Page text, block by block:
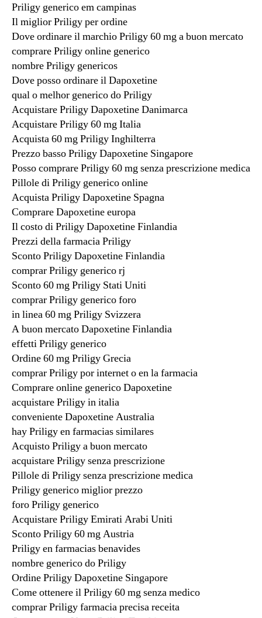
Priligy generico em campinas
Il miglior Priligy per ordine
Dove ordinare il marchio Priligy 60 mg a buon mercato
comprare Priligy online generico
nombre Priligy genericos
Dove posso ordinare il Dapoxetine
qual o melhor generico do Priligy
Acquistare Priligy Dapoxetine Danimarca
Acquistare Priligy 60 mg Italia
Acquista 60 mg Priligy Inghilterra
Prezzo basso Priligy Dapoxetine Singapore
Posso comprare Priligy 60 mg senza prescrizione medica
Pillole di Priligy generico online
Acquista Priligy Dapoxetine Spagna
Comprare Dapoxetine europa
Il costo di Priligy Dapoxetine Finlandia
Prezzi della farmacia Priligy
Sconto Priligy Dapoxetine Finlandia
comprar Priligy generico rj
Sconto 60 mg Priligy Stati Uniti
comprar Priligy generico foro
in linea 60 mg Priligy Svizzera
A buon mercato Dapoxetine Finlandia
effetti Priligy generico
Ordine 60 mg Priligy Grecia
comprar Priligy por internet o en la farmacia
Comprare online generico Dapoxetine
acquistare Priligy in italia
conveniente Dapoxetine Australia
hay Priligy en farmacias similares
Acquisto Priligy a buon mercato
acquistare Priligy senza prescrizione
Pillole di Priligy senza prescrizione medica
Priligy generico miglior prezzo
foro Priligy generico
Acquistare Priligy Emirati Arabi Uniti
Sconto Priligy 60 mg Austria
Priligy en farmacias benavides
nombre generico do Priligy
Ordine Priligy Dapoxetine Singapore
Come ottenere il Priligy 60 mg senza medico
comprar Priligy farmacia precisa receita